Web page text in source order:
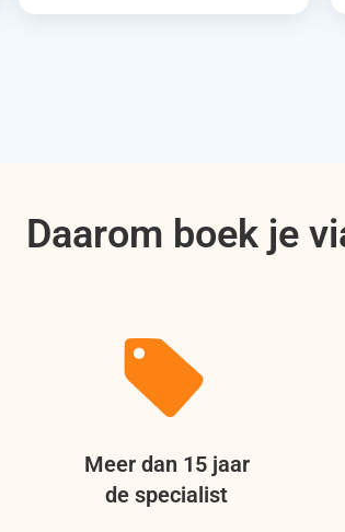
Daarom boek je
Meer dan 15 jaar
de specialist